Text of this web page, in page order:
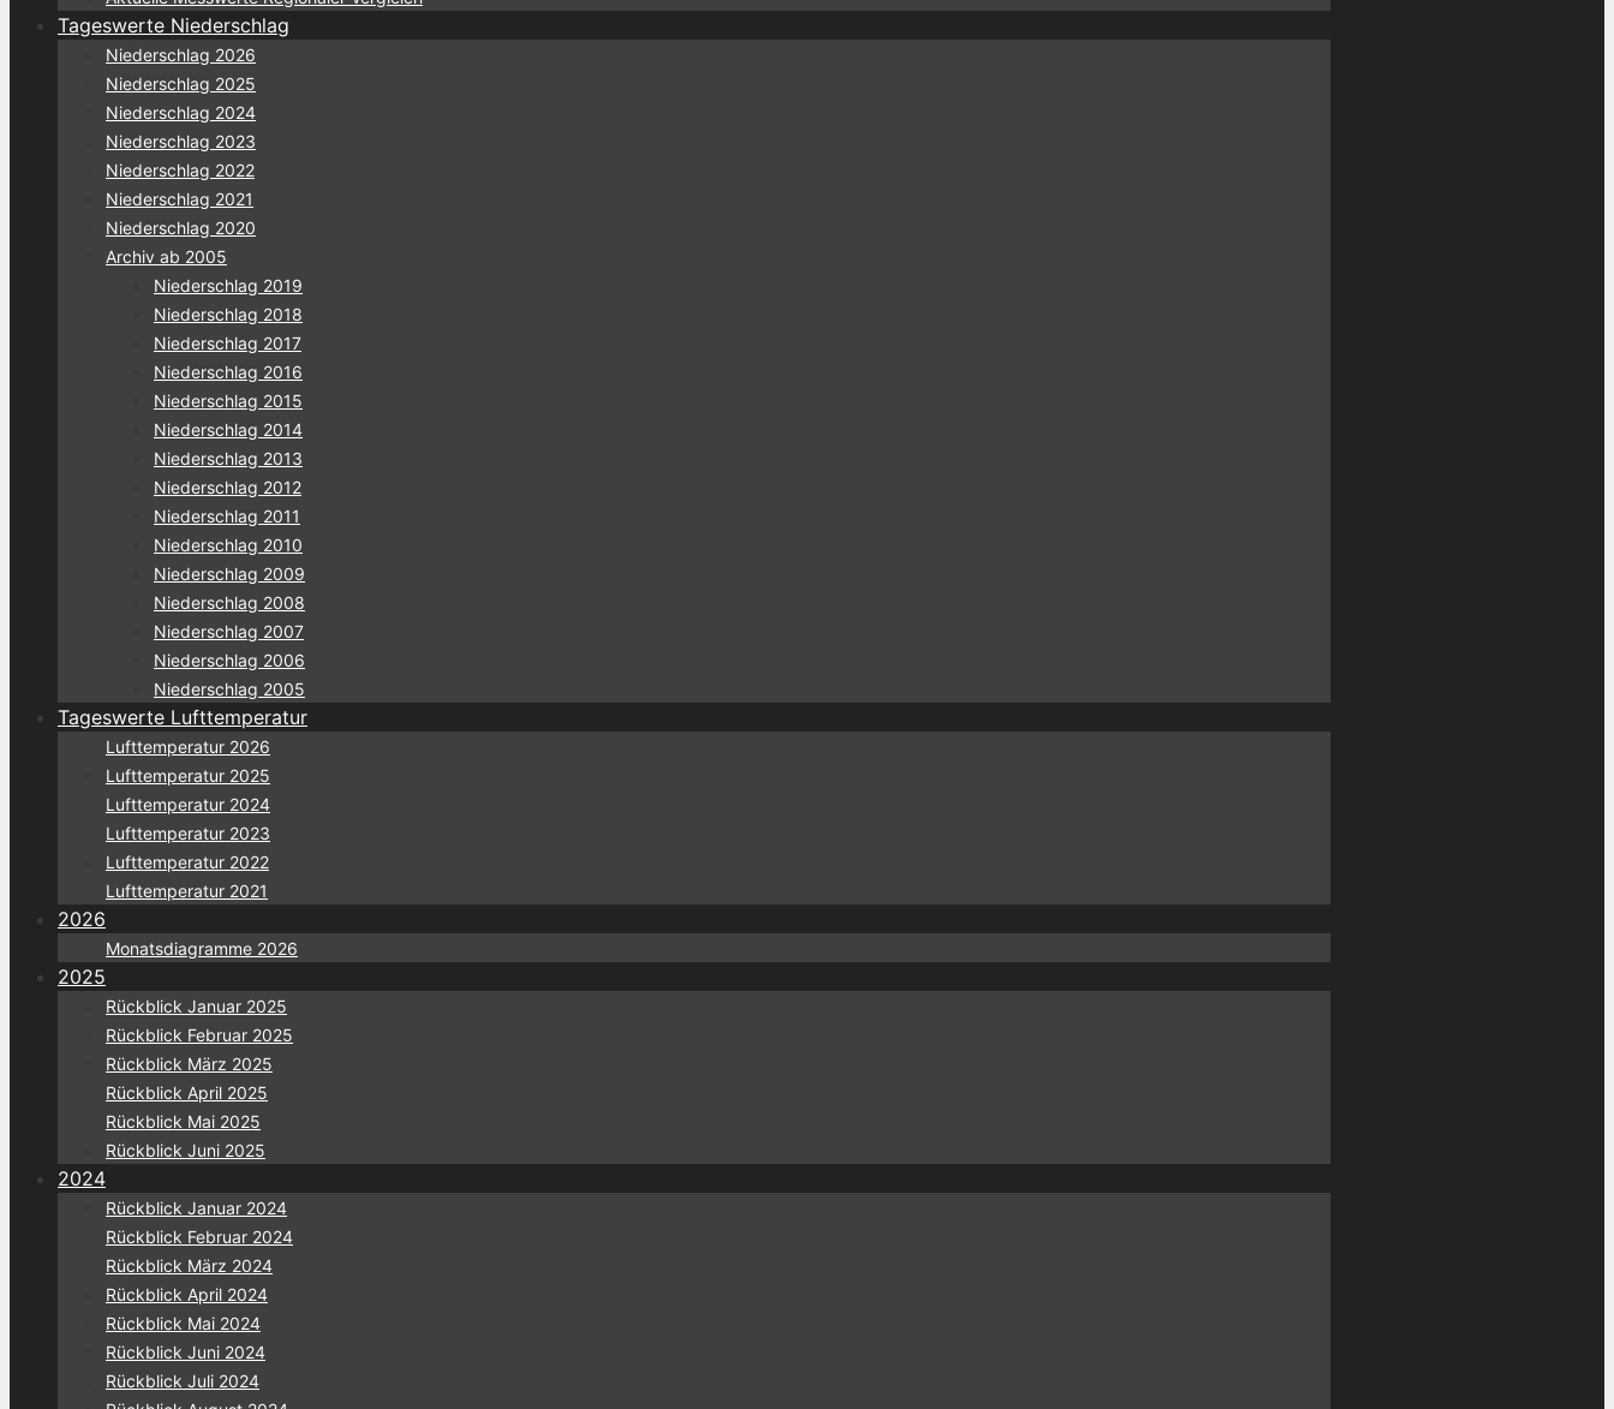
Tageswerte Niederschlag
Niederschlag 2026
Niederschlag 2025
Niederschlag 2024
Niederschlag 2023
Niederschlag 2022
Niederschlag 2021
Niederschlag 2020
Archiv ab 2005
Niederschlag 2019
Niederschlag 2018
Niederschlag 2017
Niederschlag 2016
Niederschlag 2015
Niederschlag 2014
Niederschlag 2013
Niederschlag 2012
Niederschlag 2011
Niederschlag 2010
Niederschlag 2009
Niederschlag 2008
Niederschlag 2007
Niederschlag 2006
Niederschlag 2005
Tageswerte Lufttemperatur
Lufttemperatur 2026
Lufttemperatur 2025
Lufttemperatur 2024
Lufttemperatur 2023
Lufttemperatur 2022
Lufttemperatur 2021
2026
Monatsdiagramme 2026
2025
Rückblick Januar 2025
Rückblick Februar 2025
Rückblick März 2025
Rückblick April 2025
Rückblick Mai 2025
Rückblick Juni 2025
2024
Rückblick Januar 2024
Rückblick Februar 2024
Rückblick März 2024
Rückblick April 2024
Rückblick Mai 2024
Rückblick Juni 2024
Rückblick Juli 2024